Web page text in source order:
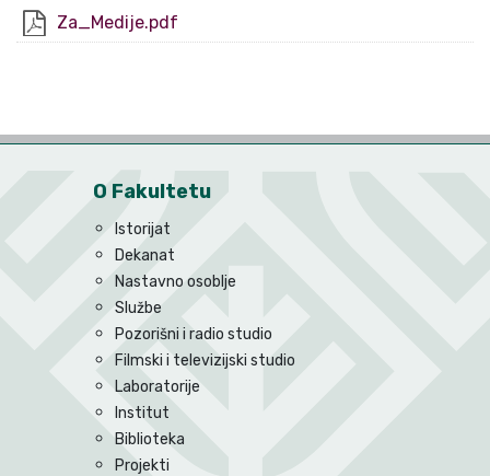
Za_Medije.pdf
O Fakultetu
Istorijat
Dekanat
Nastavno osoblje
Službe
Pozorišni i radio studio
Filmski i televizijski studio
Laboratorije
Institut
Biblioteka
Projekti